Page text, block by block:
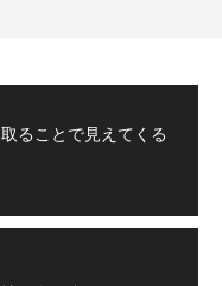
ることで見えてくる